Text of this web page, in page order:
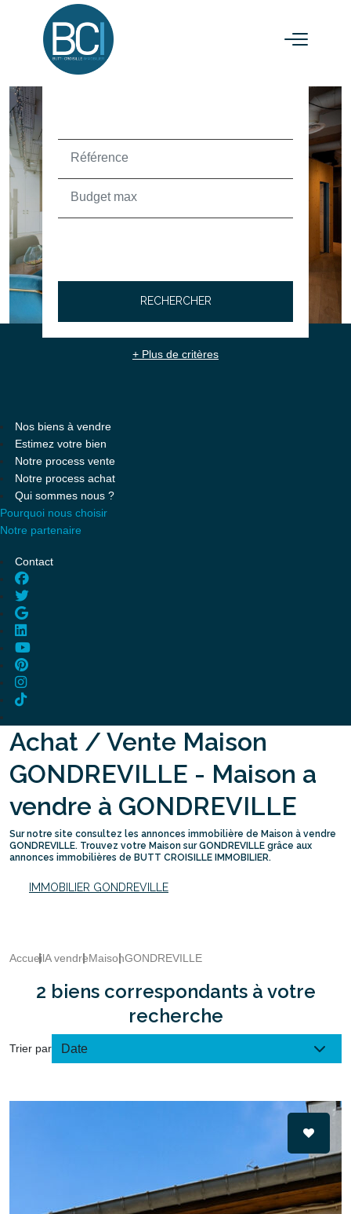
ACHETER
RECHERCHER
+ Plus de critères
Nos biens à vendre
Estimez votre bien
Notre process vente
Notre process achat
Qui sommes nous ?
Pourquoi nous choisir
Notre partenaire
Contact
Achat / Vente Maison
GONDREVILLE - Maison a
vendre à GONDREVILLE
Sur notre site consultez les annonces immobilière de Maison à vendre
GONDREVILLE. Trouvez votre Maison sur GONDREVILLE grâce aux
annonces immobilières de BUTT CROISILLE IMMOBILIER.
IMMOBILIER GONDREVILLE
AccueilA vendreMaisonGONDREVILLE
2 biens correspondants à votre
recherche
Trier par